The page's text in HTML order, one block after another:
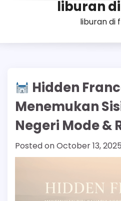
liburan
liburan di
Hidden
Menemukan
Negeri Mode &
Posted onOctober 13, 2025